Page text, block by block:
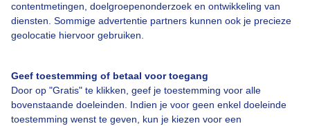
contentmetingen, doelgroepenonderzoek en ontwikkeling van
diensten. Sommige advertentie partners kunnen ook je precieze
geolocatie hiervoor gebruiken.
Geef toestemming of betaal voor toegang
Door op "Gratis" te klikken, geef je toestemming voor alle
bovenstaande doeleinden. Indien je voor geen enkel doeleinde
toestemming wenst te geven, kun je kiezen voor een
Over Buienradar
Contact
Toegankelijkheid